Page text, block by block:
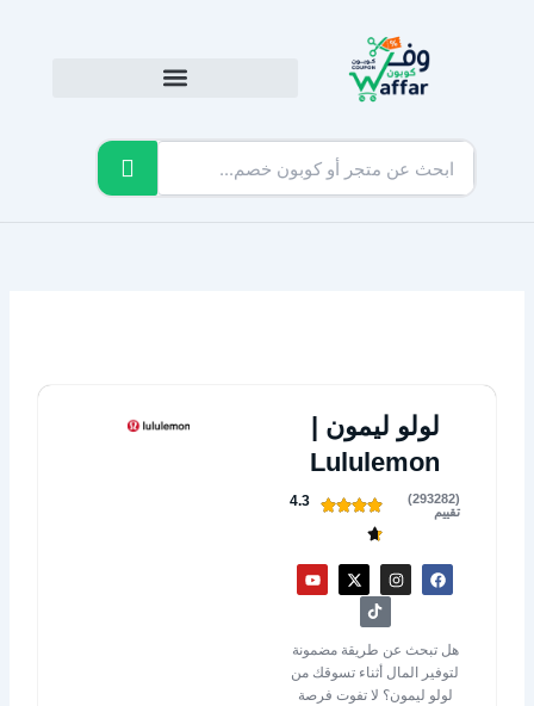
لولو ليمون |
Lululemon
(293282)
تقييم
4.3
F
a
o
o
k
I
n
s
a
g
r
a
m
X
-
t
e
r
Y
o
b
e
T
k
t
o
k
هل تبحث عن طريقة مضمونة
لتوفير المال أثناء تسوقك من
لولو ليمون؟ لا تفوت فرصة